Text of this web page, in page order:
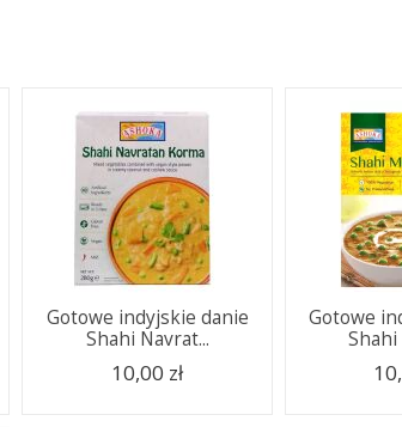
Gotowe indyjskie danie
Shahi Navrat...
10,00 zł
Gotowe